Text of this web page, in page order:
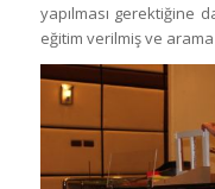
yapılması gerektiğine
eğitim verilmiş ve arama